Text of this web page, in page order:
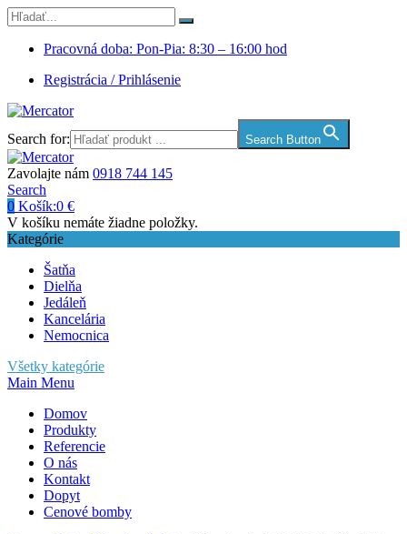
Pracovná doba: Pon-Pia: 8:30 – 16:00 hod
Registrácia / Prihlásenie
Search for: Search Button
Zavolajte nám 0918 744 145
Search
0 Košík:0 €
V košíku nemáte žiadne položky.
Kategórie
Šatňa
Dielňa
Jedáleň
Kancelária
Nemocnica
Všetky kategórie
Main Menu
Domov
Produkty
Referencie
O nás
Kontakt
Dopyt
Cenové bomby